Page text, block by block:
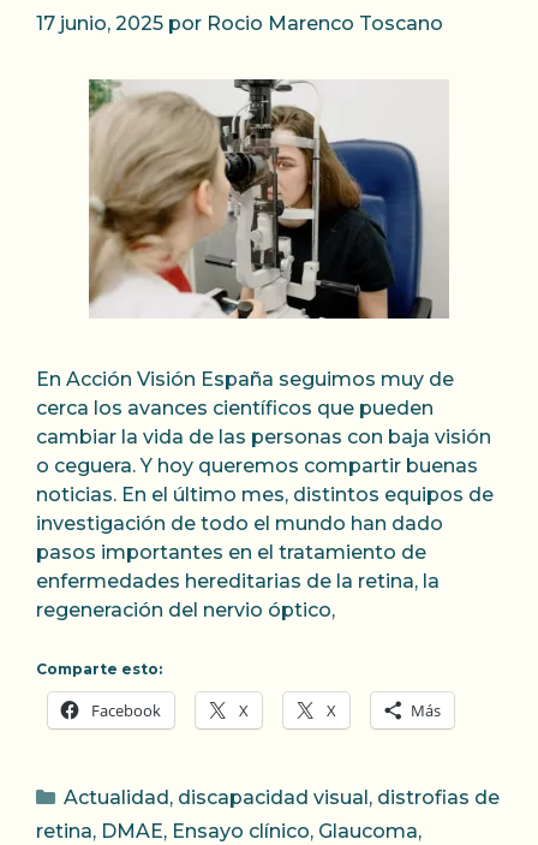
17 junio, 2025 por Rocio Marenco Toscano
En Acción Visión España seguimos muy de
cerca los avances científicos que pueden
cambiar la vida de las personas con baja visión
o ceguera. Y hoy queremos compartir buenas
noticias. En el último mes, distintos equipos de
investigación de todo el mundo han dado
pasos importantes en el tratamiento de
enfermedades hereditarias de la retina, la
regeneración del nervio óptico,
Comparte esto:
Facebook X X Más
Categorías
Actualidad , discapacidad visual , distrofias de
retina, DMAE, Ensayo clínico, Glaucoma,